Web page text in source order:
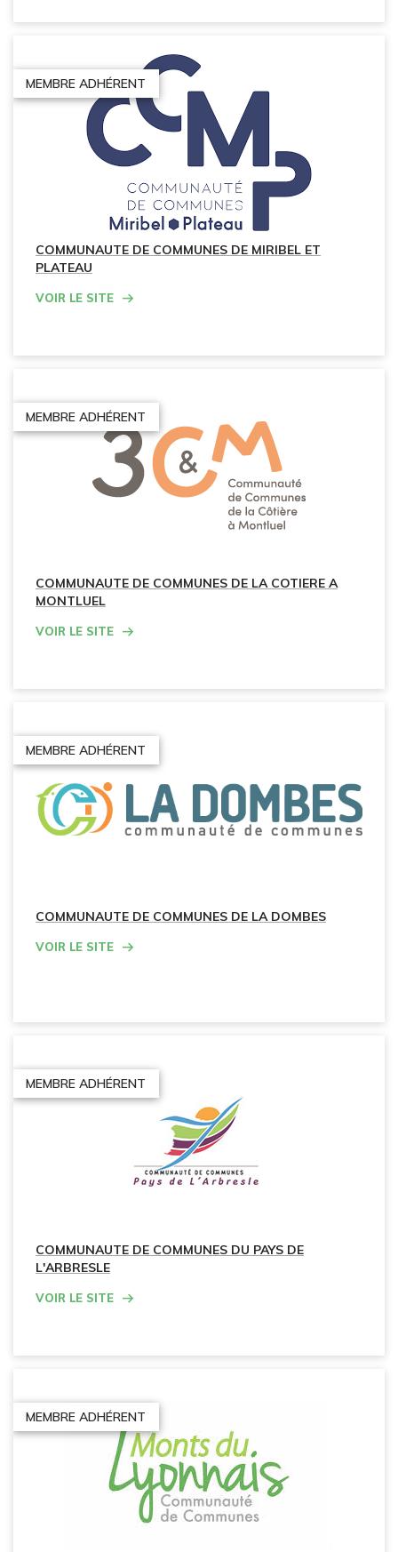
MEMBRE ADHÉRENT
COMMUNAUTE DE COMMUNES DE MIRIBEL ET
PLATEAU
Voir le site
MEMBRE ADHÉRENT
COMMUNAUTE DE COMMUNES DE LA COTIERE A
MONTLUEL
Voir le site
MEMBRE ADHÉRENT
COMMUNAUTE DE COMMUNES DE LA DOMBES
Voir le site
MEMBRE ADHÉRENT
COMMUNAUTE DE COMMUNES DU PAYS DE
L'ARBRESLE
Voir le site
MEMBRE ADHÉRENT